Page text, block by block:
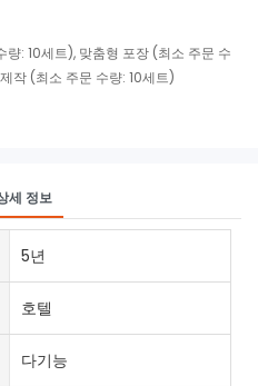
량: 10세트), 맞춤형 포장 (최소 주문 수
작 (최소 주문 수량: 10세트)
세 정보
5년
호텔
다기능